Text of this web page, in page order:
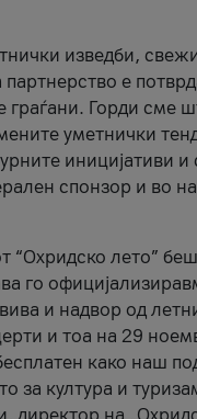
изведби,
е
граѓани. Горди сме
уметнички
иницијативи и
спонзор и во
“Охридско лето”
го
и надвор од
и тоа на 29
како наш
за култура и